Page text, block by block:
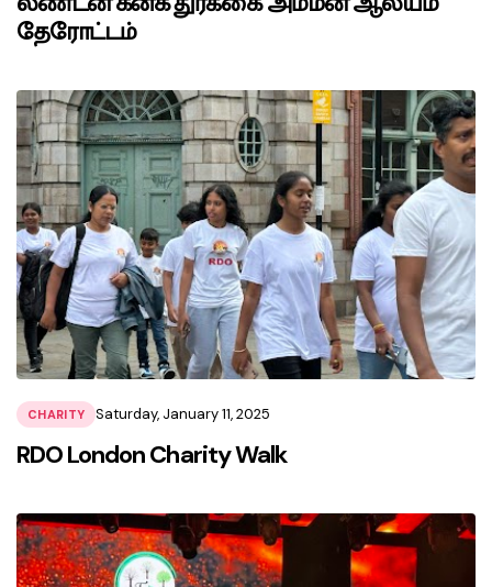
தேரோட்டம்
CHARITY Saturday, January 11, 2025
RDO London Charity Walk